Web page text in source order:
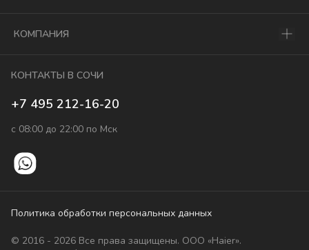
КОМПАНИЯ
КОНТАКТЫ В СОЧИ
+7 495 212-16-20
с 08:00 до 22:00 по Мск
© 2016 - 2026 Все права защищены. ООО «Haier».
Политика обработки персональных данных